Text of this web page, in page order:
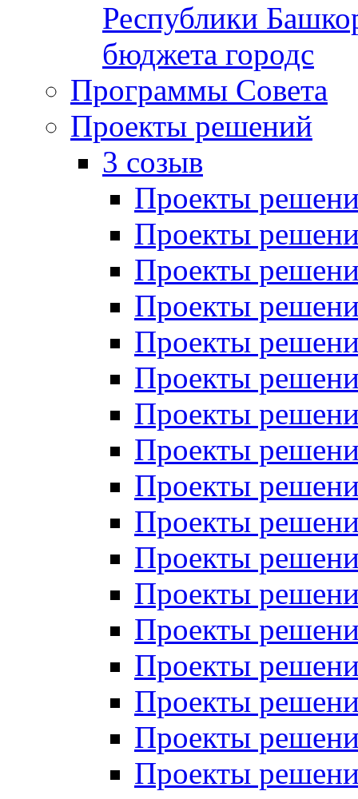
Республики
бюджета городс
Программы Совета
Проекты решений
3 созыв
Проекты
Проекты
Проекты
Проекты
Проекты
Проекты
Проекты
Проекты
Проекты
Проекты
Проекты
Проекты
Проекты
Проекты
Проекты
Проекты
Проекты